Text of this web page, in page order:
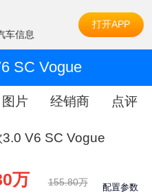
车信息
打开APP
SC Vogue
图片 经销商 点评
V6 SC Vogue
万 155.80万 配置参数